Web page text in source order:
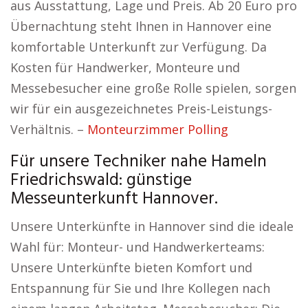
aus Ausstattung, Lage und Preis. Ab 20 Euro pro
Übernachtung steht Ihnen in Hannover eine
komfortable Unterkunft zur Verfügung. Da
Kosten für Handwerker, Monteure und
Messebesucher eine große Rolle spielen, sorgen
wir für ein ausgezeichnetes Preis-Leistungs-
Verhältnis. – Monteurzimmer Polling
Für unsere Techniker nahe Hameln
Friedrichswald: günstige
Messeunterkunft Hannover.
Unsere Unterkünfte in Hannover sind die ideale
Wahl für: Monteur- und Handwerkerteams:
Unsere Unterkünfte bieten Komfort und
Entspannung für Sie und Ihre Kollegen nach